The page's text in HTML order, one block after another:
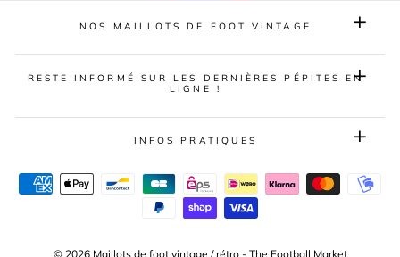
NOS MAILLOTS DE FOOT VINTAGE
RESTE INFORMÉ SUR LES DERNIÈRES PÉPITES EN
LIGNE !
INFOS PRATIQUES
© 2026 Maillots de foot vintage / rétro - The Football Market